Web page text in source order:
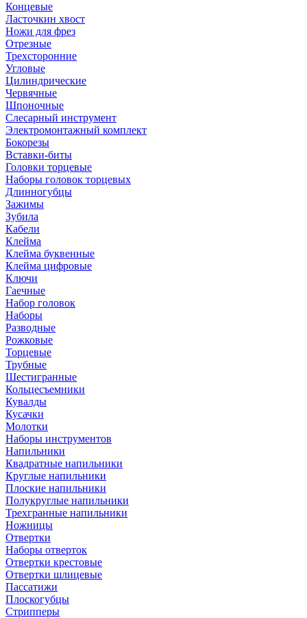
Концевые
Ласточкин хвост
Ножи для фрез
Отрезные
Трехсторонние
Угловые
Цилиндрические
Червячные
Шпоночные
Слесарный инструмент
Электромонтажный комплект
Бокорезы
Вставки-биты
Головки торцевые
Наборы головок торцевых
Длинногубцы
Зажимы
Зубила
Кабели
Клейма
Клейма буквенные
Клейма цифровые
Ключи
Гаечные
Набор головок
Наборы
Разводные
Рожковые
Торцевые
Трубные
Шестигранные
Кольцесъемники
Кувалды
Кусачки
Молотки
Наборы инструментов
Напильники
Квадратные напильники
Круглые напильники
Плоские напильники
Полукруглые напильники
Трехгранные напильники
Ножницы
Отвертки
Наборы отверток
Отвертки крестовые
Отвертки шлицевые
Пассатижи
Плоскогубцы
Стрипперы